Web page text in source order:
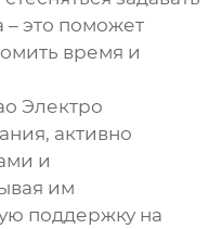
– это поможет
время и
Электро
активно
и
им
поддержку на